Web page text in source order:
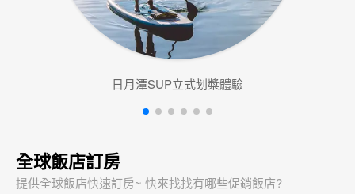
日月潭SUP立式划槳體驗
全球飯店訂房
提供全球飯店快速訂房~ 快來找找有哪些促銷飯店?